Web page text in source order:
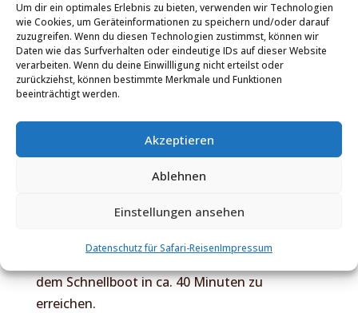
Um dir ein optimales Erlebnis zu bieten, verwenden wir Technologien
wie Cookies, um Geräteinformationen zu speichern und/oder darauf
zuzugreifen. Wenn du diesen Technologien zustimmst, können wir
Daten wie das Surfverhalten oder eindeutige IDs auf dieser Website
verarbeiten. Wenn du deine Einwillligung nicht erteilst oder
zurückziehst, können bestimmte Merkmale und Funktionen
beeinträchtigt werden.
Akzeptieren
Ablehnen
Einstellungen ansehen
Datenschutz für Safari-ReisenImpressum
Jedes der 6 Doppelzimmer liegt entlang des
Seeufers. Die Zimmer sind auf erhöhten
Holzplattformen errichtet, mit Reetdächern,
halbhohen Schilfwänden und darüber
Moskitonetze, die für eine natürliche
Belüftung sorgen. Die Räume verfügen über
zwei Einzelbetten, Kleiderschrank, Sitzecke und
eine kleine Kommode. Das private Badezimmer
liegt etwas unterhalb mit open-air Dusche/WC.
Das Camp verfügt nicht über 24 Std.
dem Schnellboot in ca. 40 Minuten zu
erreichen.